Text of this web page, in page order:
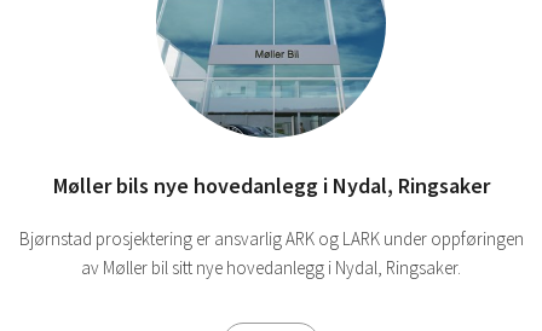
Møller bils nye hovedanlegg i Nydal, Ringsaker
Bjørnstad prosjektering er ansvarlig ARK og LARK under oppføringen
av Møller bil sitt nye hovedanlegg i Nydal, Ringsaker.